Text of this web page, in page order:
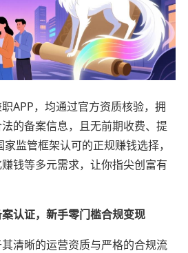
APP，均通过官方资质核验，拥
的备案信息，且无前期收费、提
监管框架认可的正规赚钱选择，
钱等多元需求，让你指尖创富有
认证，新手零门槛合规变现
清晰的运营资质与严格的合规流